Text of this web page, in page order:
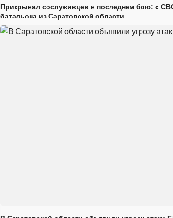
Прикрывал сослуживцев в последнем бою: с
батальона из Саратовской области